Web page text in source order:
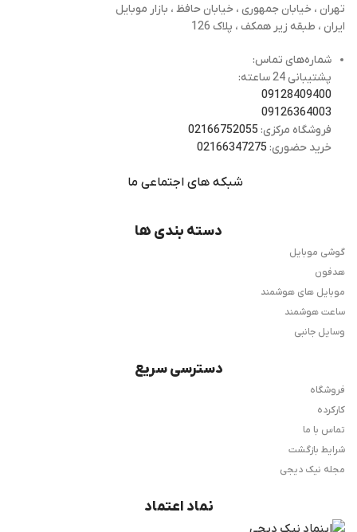
تهران ، خیابان جمهوری ، خیابان حافظ ، بازار موبایل
ایران ، طبقه زیر همکف ، پلاک 126
شماره‌های تماس:
پشتیبانی 24 ساعته:
09128409400
09126364003
فروشگاه مرکزی: 02166752055
خرید حضوری: 02166347275
شبکه های اجتماعی ما
دسته بندی ها
گوشی موبایل
هدفون
موبایل های هوشمند
ساعت هوشمند
وسایل جانبی
دسترسی سریع
فروشگاه
کارکرده
تماس با ما
شرایط بازگشت
مجله نیک دیجی
نماد اعتماد